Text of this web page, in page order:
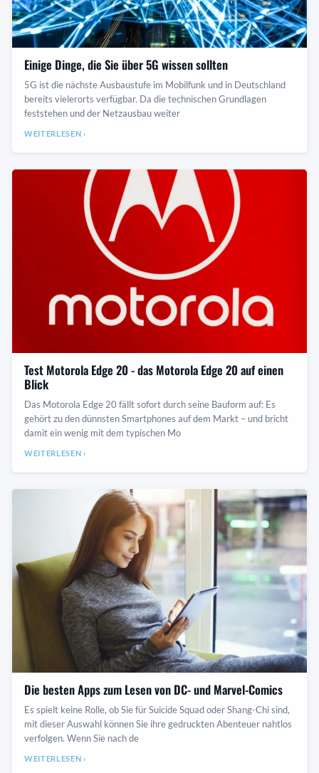
Einige Dinge, die Sie über 5G wissen sollten
5G ist die nächste Ausbaustufe im Mobilfunk und in Deutschland
bereits vielerorts verfügbar. Da die technischen Grundlagen
feststehen und der Netzausbau weiter
WEITERLESEN ›
Test Motorola Edge 20 - das Motorola Edge 20 auf einen
Blick
Das Motorola Edge 20 fällt sofort durch seine Bauform auf: Es
gehört zu den dünnsten Smartphones auf dem Markt – und bricht
damit ein wenig mit dem typischen Mo
WEITERLESEN ›
Die besten Apps zum Lesen von DC- und Marvel-Comics
Es spielt keine Rolle, ob Sie für Suicide Squad oder Shang-Chi sind,
mit dieser Auswahl können Sie ihre gedruckten Abenteuer nahtlos
verfolgen. Wenn Sie nach de
WEITERLESEN ›